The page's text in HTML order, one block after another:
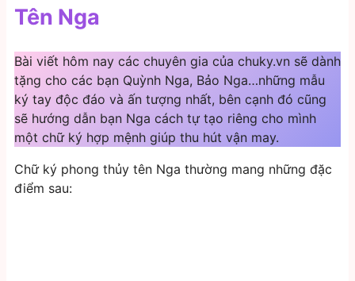
Tên Nga
Bài viết hôm nay các chuyên gia của chuky.vn sẽ dành
tặng cho các bạn Quỳnh Nga, Bảo Nga…những mẫu
ký tay độc đáo và ấn tượng nhất, bên cạnh đó cũng
sẽ hướng dẫn bạn Nga cách tự tạo riêng cho mình
một chữ ký hợp mệnh giúp thu hút vận may.
Chữ ký phong thủy tên Nga thường mang những đặc
điểm sau: